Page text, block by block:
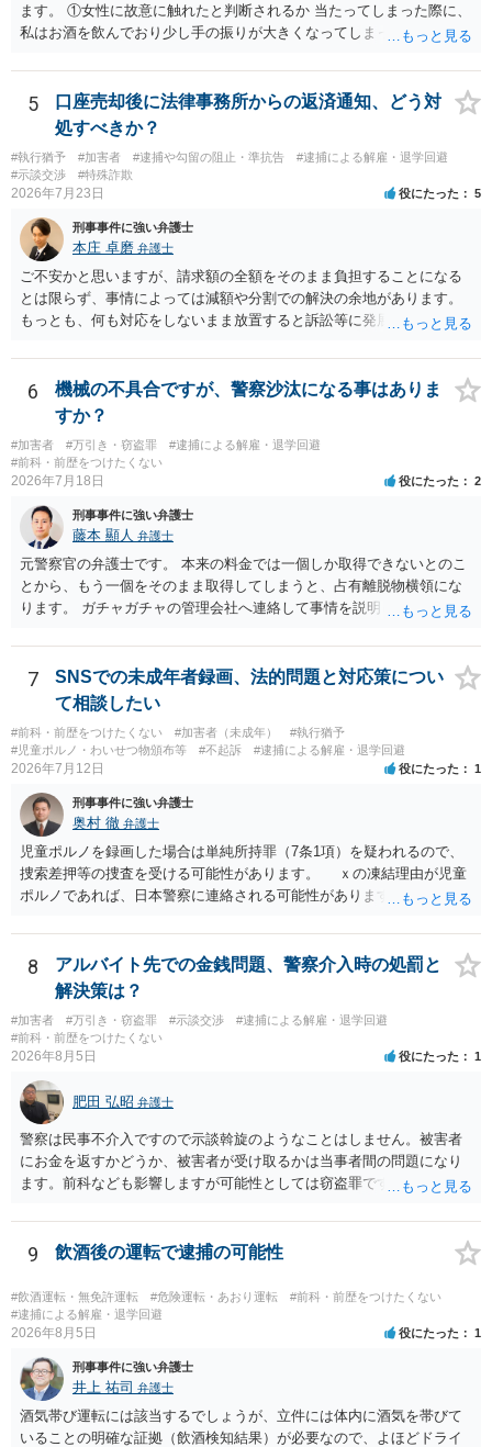
ます。 ①女性に故意に触れたと判断されるか 当たってしまった際に、
私はお酒を飲んでおり少し手の振りが大きくなってしまっていたこと
いた場合、故意だと判定されやすいのでしょうか？ お伺いする限り、
故意があると判断されることは無いかと思います。 ②逮捕、呼び出し
の可能性 この行為により、痴漢やその他の犯罪を犯したとして、逮
捕、呼び出しされる可能性はどれほどでしょうか？ 誤って当たってし
まっただけであり、さらにその場で女性等のアクションが無かったこ
とからすると、この後に呼び出される可能性は極めて低いと思いま
能性があると考えれば良いのでしょうか？ 逮捕や呼び出しの可能性は
極めて低いと思います。 連絡が来ることはないでしょう。
5
口座売却後に法律事務所からの返済通知、どう対
処すべきか？
#執行猶予 #加害者 #逮捕や勾留の阻止・準抗告
#逮捕による解雇・退学回避
#示談交渉
#特殊詐欺
2026年7月23日 役にたった 5
刑事事件に強い弁護士
本庄 卓磨 弁護士
ご不安かと思いますが、請求額の全額をそのまま負担することになる
とは限らず、事情によっては減額や分割での解決の余地があります。
もっとも、何も対応をしないまま放置すると訴訟等に発展してしまう
めします。
6
機械の不具合ですが、警察沙汰になる事はありま
すか？
#加害者 #万引き・窃盗罪
#逮捕による解雇・退学回避
#前科・前歴をつけたくない
2026年7月18日 役にたった 2
刑事事件に強い弁護士
藤本 顯人 弁護士
元警察官の弁護士です。 本来の料金では一個しか取得できないとのこ
とから、もう一個をそのまま取得してしまうと、占有離脱物横領にな
ります。 ガチャガチャの管理会社へ連絡して事情を説明して一個返還
あるいは管理会社がお金は不要かつ返還不要との申し出があれば取得
しても問題ありません。
7
SNSでの未成年者録画、法的問題と対応策につい
て相談したい
#前科・前歴をつけたくない #加害者（未成年）
#執行猶予
#児童ポルノ・わいせつ物頒布等
#不起訴 #逮捕による解雇・退学回避
2026年7月12日 役にたった 1
刑事事件に強い弁護士
奥村 徹 弁護士
児童ポルノを録画した場合は単純所持罪（7条1項）を疑われるので、
捜索差押等の捜査を受ける可能性があります。 ｘの凍結理由が児童
ポルノであれば、日本警察に連絡される可能性があります。 対応と
るなり、警察に相談するなり、検討してください
8
アルバイト先での金銭問題、警察介入時の処罰と
解決策は？
#加害者 #万引き・窃盗罪 #示談交渉
#逮捕による解雇・退学回避
#前科・前歴をつけたくない
2026年8月5日 役にたった 1
肥田 弘昭 弁護士
警察は民事不介入ですので示談斡旋のようなことはしません。被害者
にお金を返すかどうか、被害者が受け取るかは当事者間の問題になり
ます。前科なども影響しますが可能性としては窃盗罪ですので、逮捕
9 飲酒後の運転で逮捕の可能性
#飲酒運転・無免許運転 #危険運転・あおり運転
#前科・前歴をつけたくない
#逮捕による解雇・退学回避
2026年8月5日 役にたった 1
刑事事件に強い弁護士
井上 祐司 弁護士
酒気帯び運転には該当するでしょうが、立件には体内に酒気を帯びて
いることの明確な証拠（飲酒検知結果）が必要なので、よほどドライ